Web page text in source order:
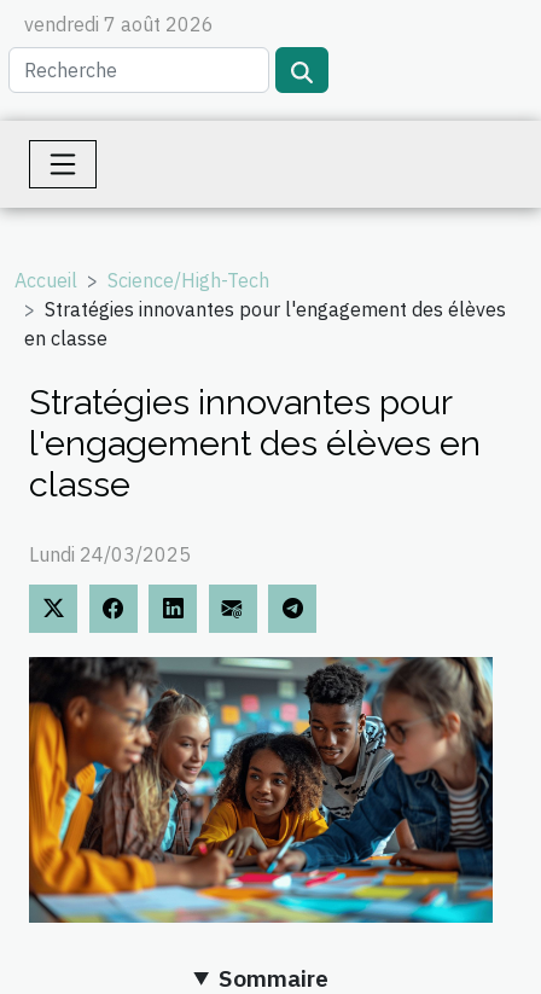
vendredi 7 août 2026
Accueil
Science/High-Tech
Stratégies innovantes pour l'engagement des élèves
en classe
Stratégies innovantes pour
l'engagement des élèves en
classe
Lundi 24/03/2025
Sommaire